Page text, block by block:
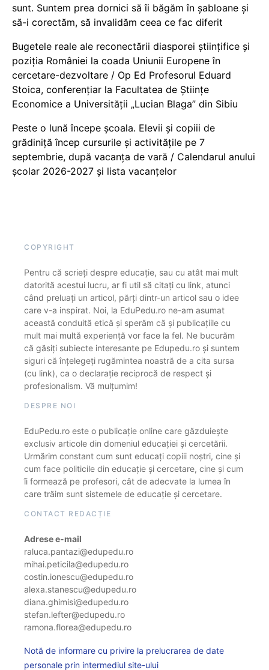
sunt. Suntem prea dornici să îi băgăm în șabloane și
să-i corectăm, să invalidăm ceea ce fac diferit
Bugetele reale ale reconectării diasporei științifice și
poziția României la coada Uniunii Europene în
cercetare-dezvoltare / Op Ed Profesorul Eduard
Stoica, conferențiar la Facultatea de Științe
Economice a Universității „Lucian Blaga” din Sibiu
Peste o lună începe școala. Elevii și copiii de
grădiniță încep cursurile și activitățile pe 7
septembrie, după vacanța de vară / Calendarul anului
școlar 2026-2027 și lista vacanțelor
COPYRIGHT
Pentru că scrieți despre educație, sau cu atât mai mult
datorită acestui lucru, ar fi util să citați cu link, atunci
când preluați un articol, părți dintr-un articol sau o idee
care v-a inspirat. Noi, la EduPedu.ro ne-am asumat
această conduită etică și sperăm că și publicațiile cu
mult mai multă experiență vor face la fel. Ne bucurăm
că găsiți subiecte interesante pe Edupedu.ro și suntem
siguri că înțelegeți rugămintea noastră de a cita sursa
(cu link), ca o declarație reciprocă de respect și
profesionalism. Vă mulțumim!
DESPRE NOI
EduPedu.ro este o publicație online care găzduiește
exclusiv articole din domeniul educației și cercetării.
Urmărim constant cum sunt educați copiii noștri, cine și
cum face politicile din educație și cercetare, cine și cum
îi formează pe profesori, cât de adecvate la lumea în
care trăim sunt sistemele de educație și cercetare.
CONTACT REDACȚIE
Adrese e-mail
raluca.pantazi@edupedu.ro
mihai.peticila@edupedu.ro
costin.ionescu@edupedu.ro
alexa.stanescu@edupedu.ro
diana.ghimisi@edupedu.ro
stefan.lefter@edupedu.ro
ramona.florea@edupedu.ro
Notă de informare cu privire la prelucrarea de date
personale prin intermediul site-ului